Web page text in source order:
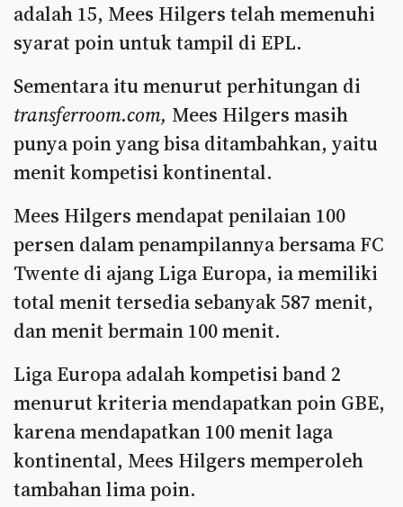
adalah 15, Mees Hilgers telah memenuhi
syarat poin untuk tampil di EPL.
Sementara itu menurut perhitungan di
transferroom.com, Mees Hilgers masih
punya poin yang bisa ditambahkan, yaitu
menit kompetisi kontinental.
Mees Hilgers mendapat penilaian 100
persen dalam penampilannya bersama FC
Twente di ajang Liga Europa, ia memiliki
total menit tersedia sebanyak 587 menit,
dan menit bermain 100 menit.
Liga Europa adalah kompetisi band 2
menurut kriteria mendapatkan poin GBE,
karena mendapatkan 100 menit laga
kontinental, Mees Hilgers memperoleh
tambahan lima poin.